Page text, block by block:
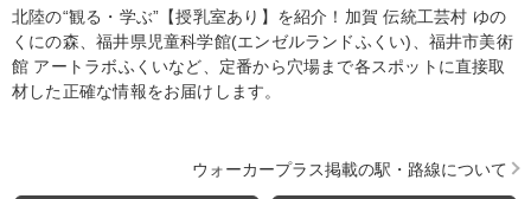
北陸の“観る・学ぶ”【授乳室あり】を紹介！加賀 伝統工芸村 ゆの
くにの森、福井県児童科学館(エンゼルランドふくい)、福井市美術
館 アートラボふくいなど、定番から穴場まで各スポットに直接取
材した正確な情報をお届けします。
ウォーカープラス掲載の駅・路線について